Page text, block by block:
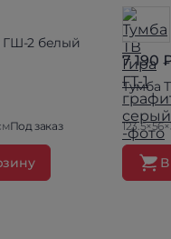
2 белый
Под заказ
7 190
Тумба